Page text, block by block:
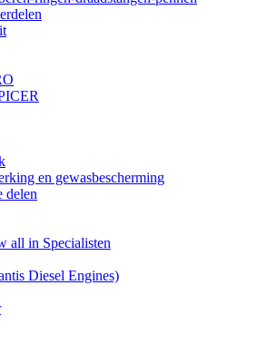
en gewasbescherming
delen
all in Specialisten
Diesel Engines)